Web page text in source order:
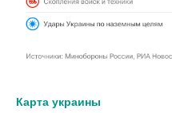
Карта украины